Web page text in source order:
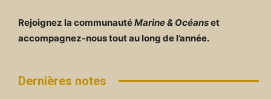
Rejoignez la communautéMarine & Océanset
accompagnez-nous tout au long de l’année.
Dernières notes